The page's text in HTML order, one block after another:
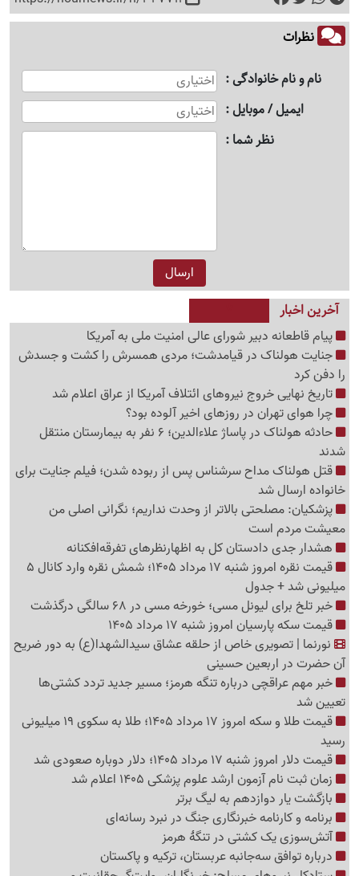
نظرات
نام و نام خانوادگی
ایمیل / موبایل
نظر شما
آخرین اخبار
پیام قاطعانه دبیر شورای عالی امنیت ملی به آمریکا
جنایت هولناک در قیامدشت؛ مردی همسرش را کشت و جسدش
را دفن کرد
تاریخ نهایی خروج نیروهای ائتلاف آمریکا از عراق اعلام شد
چرا هوای تهران در روزهای اخیر آلوده بود؟
حادثه هولناک در پاساژ علاءالدین؛ 6 نفر به بیمارستان منتقل
شدند
قتل هولناک مداح سرشناس پس از ربوده شدن؛ فیلم جنایت برای
خانواده ارسال شد
پزشکیان: مصلحتی بالاتر از وحدت نداریم؛ نگرانی اصلی من
معیشت مردم است
هشدار جدی دادستان کل به اظهارنظرهای تفرقه‌افکنانه
قیمت نقره امروز شنبه 17 مرداد 1405؛ شمش نقره وارد کانال 5
میلیونی شد + جدول
خبر تلخ برای لیونل مسی؛ خورخه مسی در 68 سالگی درگذشت
قیمت سکه پارسیان امروز شنبه 17 مرداد 1405
نورنما | تصویری خاص از حلقه عشاق سیدالشهدا(ع) به دور ضریح
آن حضرت در اربعین حسینی
خبر مهم عراقچی درباره تنگه هرمز؛ مسیر جدید تردد کشتی‌ها
تعیین شد
قیمت طلا و سکه امروز 17 مرداد 1405؛ طلا به سکوی 19 میلیونی
رسید
قیمت دلار امروز شنبه 17 مرداد 1405؛ دلار دوباره صعودی شد
زمان ثبت نام آزمون ارشد علوم پزشکی 1405 اعلام شد
بازگشت یار دوازدهم به لیگ برتر
برنامه و کارنامه خبرنگاری جنگ در نبرد رسانه‌ای
آتش‌سوزی یک کشتی در تنگهٔ هرمز
درباره توافق سه‌جانبه عربستان، ترکیه و پاکستان